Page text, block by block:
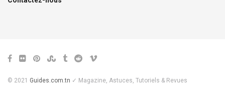
© 2021 Guides.com.tn ✓ Magazine, Astuces, Tutoriels & Revues